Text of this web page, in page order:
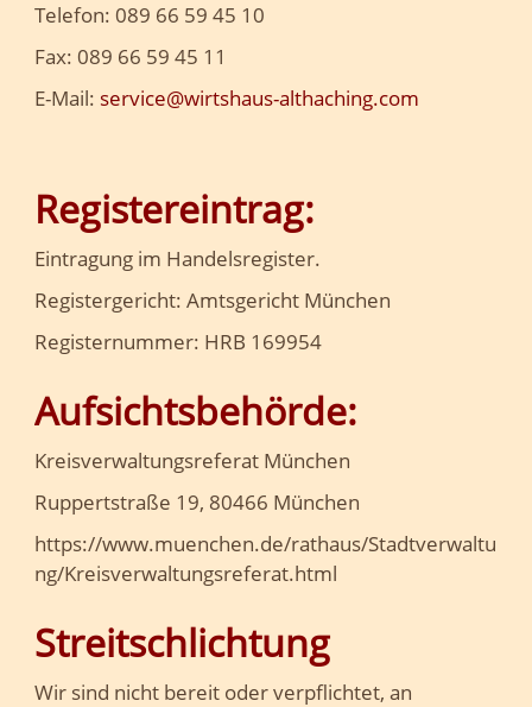
Telefon: 089 66 59 45 10
Fax: 089 66 59 45 11
E-Mail: service@wirtshaus-althaching.com
Registereintrag:
Eintragung im Handelsregister.
Registergericht: Amtsgericht München
Registernummer: HRB 169954
Aufsichtsbehörde:
Kreisverwaltungsreferat München
Ruppertstraße 19, 80466 München
https://www.muenchen.de/rathaus/Stadtverwaltu
ng/Kreisverwaltungsreferat.html
Streitschlichtung
Wir sind nicht bereit oder verpflichtet, an